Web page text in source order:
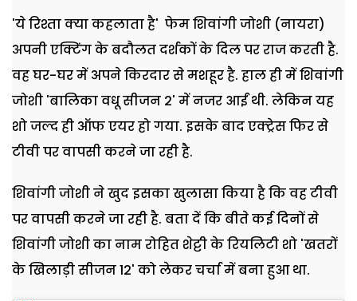
'ये रिश्ता क्या कहलाता है' फेम शिवांगी जोशी (नायरा)
अपनी एक्टिंग के बदौलत दर्शकों के दिल पर राज करती है.
वह घर-घर में अपने किरदार से मशहूर है. हाल ही में शिवांगी
जोशी 'बालिका वधू सीजन 2' में नजर आईं थी. लेकिन यह
शो जल्द ही ऑफ एयर हो गया. इसके बाद एक्ट्रेस फिर से
टीवी पर वापसी करने जा रही है.
शिवांगी जोशी ने खुद इसका खुलासा किया है कि वह टीवी
पर वापसी करने जा रही है. बता दें कि बीते कई दिनों से
शिवांगी जोशी का नाम रोहित शेट्टी के रियलिटी शो 'खतरों
के खिलाड़ी सीजन 12' को लेकर चर्चा में बना हुआ था.